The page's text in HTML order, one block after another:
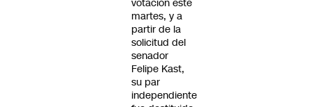
votación este
martes, y a
partir de la
solicitud del
senador
Felipe Kast,
su par
independiente